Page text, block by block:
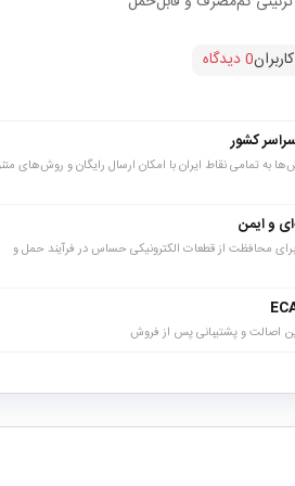
0 دیدگاه
کشور
به تمامی نقاط ایران با امکان ارسال رایگان و روش‌های
و ایمن
محافظت از قطعات الکترونیکی حساس در فرآیند حمل و
اصالت و پشتیبانی پس از فروش